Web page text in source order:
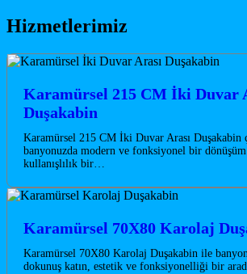
Hizmetlerimiz
Karamürsel 215 CM İki Duvar
Duşakabin
Karamürsel 215 CM İki Duvar Arası Duşakabin
banyonuzda modern ve fonksiyonel bir
kullanışlılık bir…
Karamürsel 70X80 Karolaj
Karamürsel 70X80 Karolaj Duşakabin ile
dokunuş katın, estetik ve fonksiyonelliği bir